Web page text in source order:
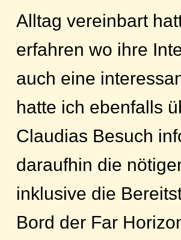
Alltag vereinbart
erfahren wo ihre
auch eine
hatte ich ebenfalls
Claudias Besuch
daraufhin die
inklusive die
Bord der Far